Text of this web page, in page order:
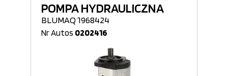
POMPA HYDRAULICZNA
BLUMAQ 1968424
Nr Autos 0202416